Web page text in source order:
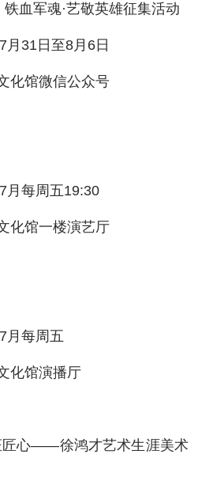
军魂·艺敬英雄征集活动
31日至8月6日
馆微信公众号
每周五19:30
馆一楼演艺厅
每周五
馆演播厅
心——徐鸿才艺术生涯美术